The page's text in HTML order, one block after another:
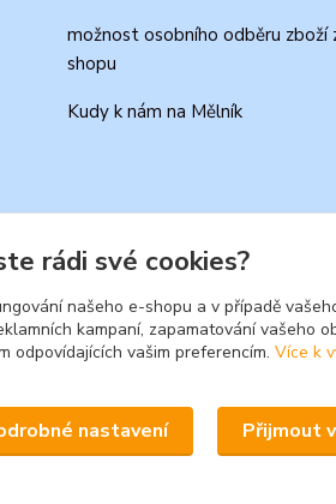
možnost osobního odběru zboží
shopu
Kudy k nám na Mělník
rádi své cookies?
našeho e-shopu a v případě
kampaní, zapamatování vašeho
odpovídajících vašim preferencím. Více k
nastavení Přijmout